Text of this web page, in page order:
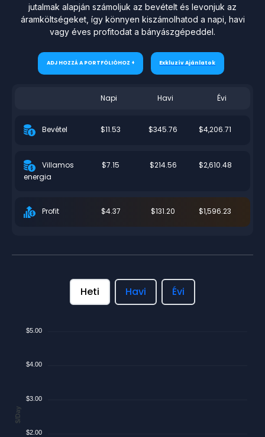
jutalmak alapján számoljuk az bevételt és levonjuk az
áramköltségeket, így könnyen kiszámolhatod a napi, havi
vagy éves profitodat a bányászgépeddel.
ADJ HOZZÁ A PORTFÓLIÓHOZ + Exkluzív Ajánlatok
Napi Havi Évi
Bevétel $11.53 $345.76 $4,206.71
Villamos
energia
$7.15 $214.56 $2,610.48
Profit $4.37 $131.20 $1,596.23
Heti Havi Évi
$5.00
$4.00
$3.00
$2.00
$/Day